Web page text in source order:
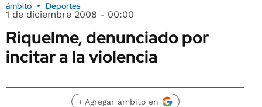
ámbito Deportes
1 de diciembre 2008 - 00:00
Riquelme, denunciado por
incitar a la violencia
+ Agregar ámbito en